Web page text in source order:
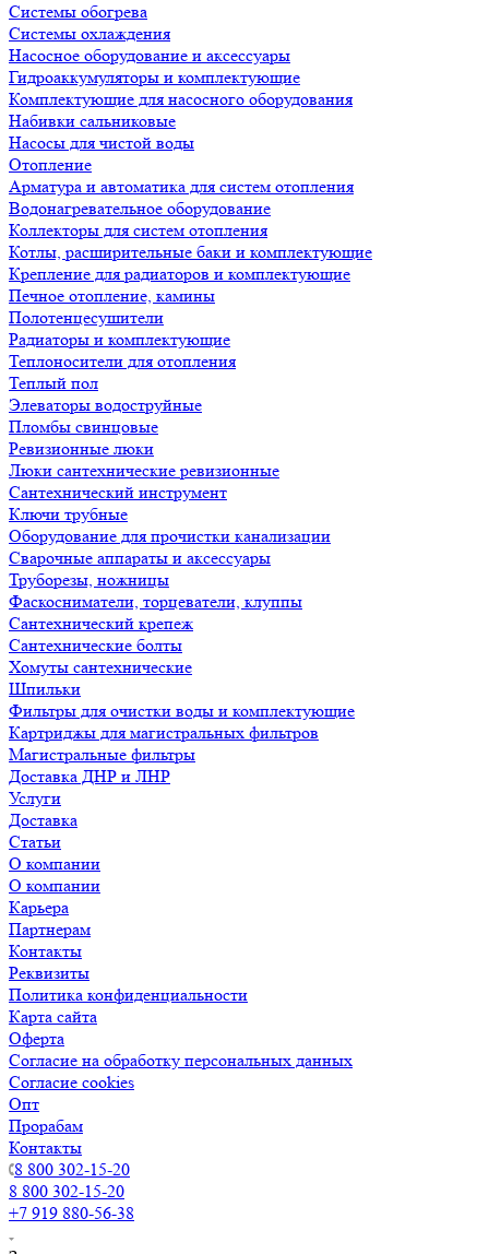
Системы обогрева
Системы охлаждения
Насосное оборудование и аксессуары
Гидроаккумуляторы и комплектующие
Комплектующие для насосного оборудования
Набивки сальниковые
Насосы для чистой воды
Отопление
Арматура и автоматика для систем отопления
Водонагревательное оборудование
Коллекторы для систем отопления
Котлы, расширительные баки и комплектующие
Крепление для радиаторов и комплектующие
Печное отопление, камины
Полотенцесушители
Радиаторы и комплектующие
Теплоносители для отопления
Теплый пол
Элеваторы водоструйные
Пломбы свинцовые
Ревизионные люки
Люки сантехнические ревизионные
Сантехнический инструмент
Ключи трубные
Оборудование для прочистки канализации
Сварочные аппараты и аксессуары
Труборезы, ножницы
Фаскосниматели, торцеватели, клуппы
Сантехнический крепеж
Сантехнические болты
Хомуты сантехнические
Шпильки
Фильтры для очистки воды и комплектующие
Картриджы для магистральных фильтров
Магистральные фильтры
Доставка ДНР и ЛНР
Услуги
Доставка
Статьи
О компании
О компании
Карьера
Партнерам
Контакты
Реквизиты
Политика конфиденциальности
Карта сайта
Оферта
Согласие на обработку персональных данных
Согласие cookies
Опт
Прорабам
Контакты
8 800 302-15-20
8 800 302-15-20
+7 919 880-56-38